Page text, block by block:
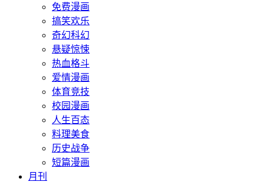
免费漫画
搞笑欢乐
奇幻科幻
悬疑惊悚
热血格斗
爱情漫画
体育竞技
校园漫画
人生百态
料理美食
历史战争
短篇漫画
月刊